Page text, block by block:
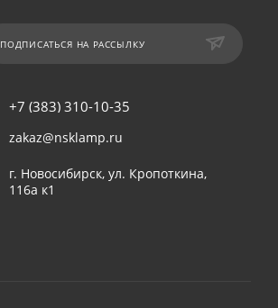
ПОДПИСАТЬСЯ НА РАССЫЛКУ
+7 (383) 310-10-35
zakaz@nsklamp.ru
г. Новосибирск, ул. Кропоткина,
116а к1